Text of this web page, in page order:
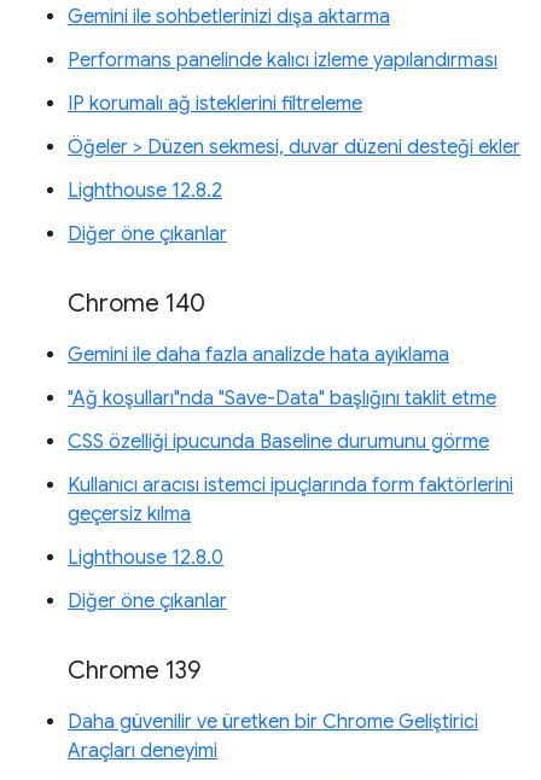
Gemini ile sohbetlerinizi dışa aktarma
Performans panelinde kalıcı izleme yapılandırması
IP korumalı ağ isteklerini filtreleme
Öğeler > Düzen sekmesi, duvar düzeni desteği ekler
Lighthouse 12.8.2
Diğer öne çıkanlar
Chrome 140
Gemini ile daha fazla analizde hata ayıklama
"Ağ koşulları"nda "Save-Data" başlığını taklit etme
CSS özelliği ipucunda Baseline durumunu görme
Kullanıcı aracısı istemci ipuçlarında form faktörlerini
geçersiz kılma
Lighthouse 12.8.0
Diğer öne çıkanlar
Chrome 139
Daha güvenilir ve üretken bir Chrome Geliştirici
Araçları deneyimi